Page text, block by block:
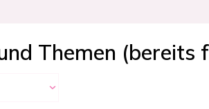
Themen (bereits